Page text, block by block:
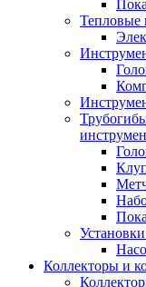
Тепловые
Коллекторы и